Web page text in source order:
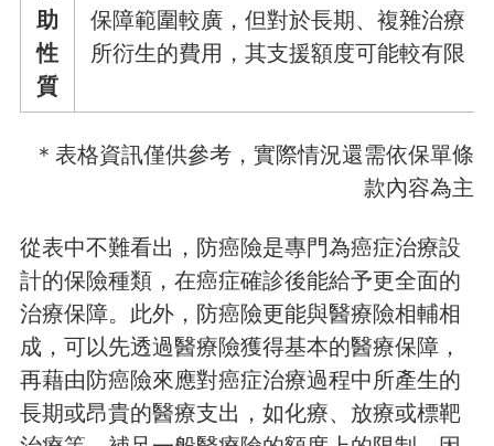
助
性
質
保障範圍較廣，但對於長期、複雜治療
所衍生的費用，其支援額度可能較有限
＊表格資訊僅供參考，實際情況還需依保單條
款內容為主
從表中不難看出，防癌險是專門為癌症治療設
計的保險種類，在癌症確診後能給予更全面的
治療保障。此外，防癌險更能與醫療險相輔相
成，可以先透過醫療險獲得基本的醫療保障，
再藉由防癌險來應對癌症治療過程中所產生的
長期或昂貴的醫療支出，如化療、放療或標靶